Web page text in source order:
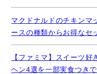
マクドナルドのチキンマ
ースの種類からお得なセ
【ファミマ】スイーツ
ヘン4選を一部実食つき